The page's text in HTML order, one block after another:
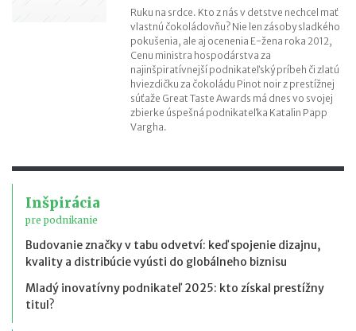
Ruku na srdce. Kto z nás v detstve nechcel mať
vlastnú čokoládovňu? Nie len zásoby sladkého
pokušenia, ale aj ocenenia E-žena roka 2012,
Cenu ministra hospodárstva za
najinšpiratívnejší podnikateľský príbeh či zlatú
hviezdičku za čokoládu Pinot noir z prestížnej
súťaže Great Taste Awards má dnes vo svojej
zbierke úspešná podnikateľka Katalin Papp
Vargha.
Inšpirácia
pre podnikanie
Budovanie značky v tabu odvetví: keď spojenie dizajnu,
kvality a distribúcie vyústi do globálneho biznisu
Mladý inovatívny podnikateľ 2025: kto získal prestížny
titul?